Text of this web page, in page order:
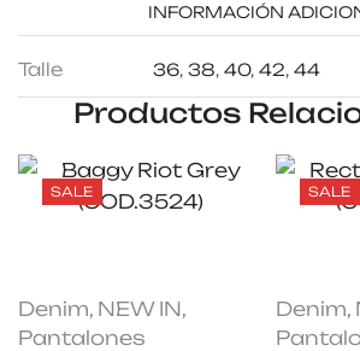
INFORMACIÓN
Talle 36, 38, 40, 42, 44
Productos
SALE
Denim, NEW IN,
Pantalones
SALE
Denim,